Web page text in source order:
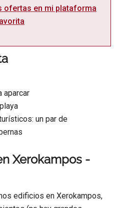
ofertas en mi plataforma
aparcar
un par de
Xerokampos -
edificios en Xerokampos,